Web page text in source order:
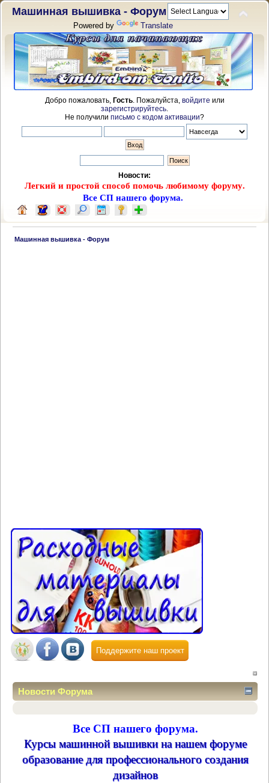
Машинная вышивка - Форум
Powered by Translate
Добро пожаловать, Гость. Пожалуйста, войдите или
зарегистрируйтесь
Не получили письмо с кодом активации?
Новости:
Легкий и простой способ помочь любимому форуму.
Все СП нашего форума.
Машинная вышивка - Форум
Поддержите наш проект
Новости Форума
Все СП нашего форума.
Курсы машинной вышивки на нашем форуме
образование для профессионального создания
дизайнов